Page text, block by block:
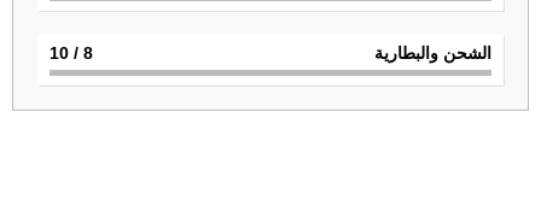
الشحن والبطارية 8
/ 10